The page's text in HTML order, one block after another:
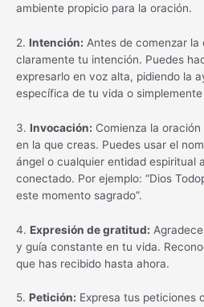
ambiente propicio para la oración.
2. Intención: Antes de comenzar
claramente tu intención. Puedes
expresarlo en voz alta, pidiendo la
específica de tu vida o
3. Invocación: Comienza la
en la que creas. Puedes usar el
ángel o cualquier entidad espiritual
conectado. Por ejemplo: “Dios
este momento sagrado”.
4. Expresión de gratitud:
y guía constante en tu vida.
que has recibido hasta ahora.
5. Petición: Expresa tus peticiones